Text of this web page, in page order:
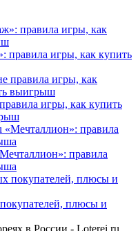
правила игры, как купить
игры, как купить
правила
плюсы и
в России - Loterei.ru.